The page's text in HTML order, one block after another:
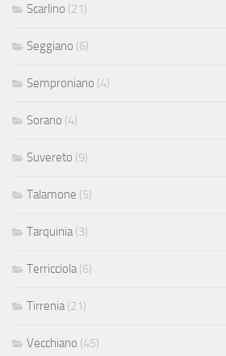
Scarlino (21)
Seggiano (6)
Semproniano (4)
Sorano (4)
Suvereto (9)
Talamone (5)
Tarquinia (3)
Terricciola (6)
Tirrenia (21)
Vecchiano (45)